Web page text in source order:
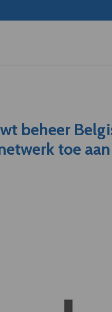
beheer
toe